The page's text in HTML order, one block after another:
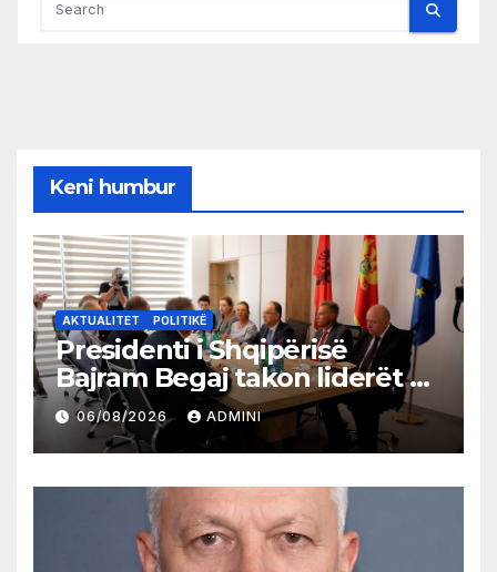
Keni humbur
AKTUALITET POLITIKË
Presidenti i Shqipërisë
Bajram Begaj takon liderët e
partive shqiptare në Ulqin
06/08/2026 ADMINI